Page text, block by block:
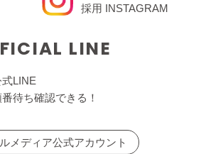
採用 INSTAGRAM
LINE
LINE
待ち確認できる！
メディア公式アカウント